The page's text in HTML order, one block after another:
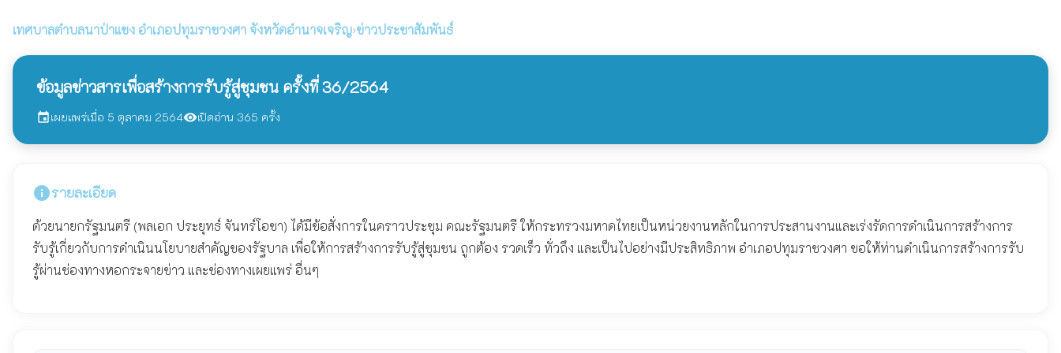
เทศบาลตำบลนาป่าแซง อำเภอปทุมราชวงศา จังหวัดอำนาจเจริญ›ข่าวประชาสัมพันธ์
ข้อมูลข่าวสารเพื่อสร้างการรับรู้สู่ชุมชน ครั้งที่ 36/2564
eventเผยแพร่เมื่อ 5 ตุลาคม 2564visibilityเปิดอ่าน 365 ครั้ง
infoรายละเอียด
ด้วยนายกรัฐมนตรี (พลเอก ประยุทธ์ จันทร์โอชา) ได้มีข้อสั่งการในคราวประชุม คณะรัฐมนตรี ให้กระทรวงมหาดไทยเป็นหน่วยงานหลักในการประสานงานและเร่งรัดการดำเนินการสร้างการ
รับรู้เกี่ยวกับการดำเนินนโยบายสำคัญของรัฐบาล เพื่อให้การสร้างการรับรู้สู่ชุมชน ถูกต้อง รวดเร็ว ทั่วถึง และเป็นไปอย่างมีประสิทธิภาพ อำเภอปทุมราชวงศา ขอให้ท่านดำเนินการสร้างการรับ
รู้ผ่านช่องทางหอกระจายข่าว และช่องทางเผยแพร่ อื่นๆ